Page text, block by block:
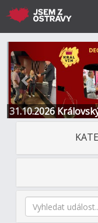
31.10.2026
Restaurace a Hotel
Předchozí